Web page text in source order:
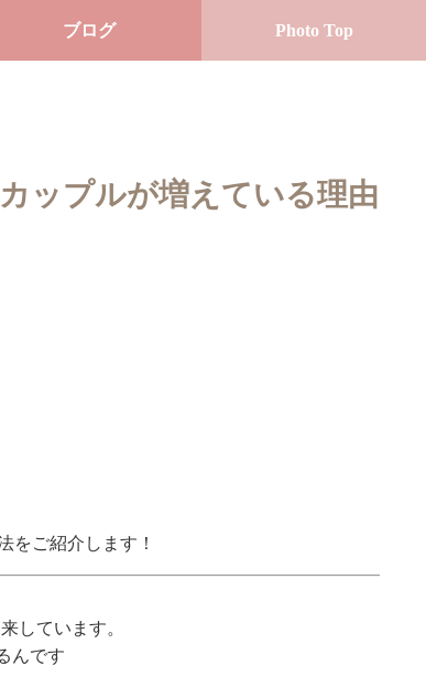
ブログ Photo Top
ップルが増えている理由
をご紹介します！
しています。
んです